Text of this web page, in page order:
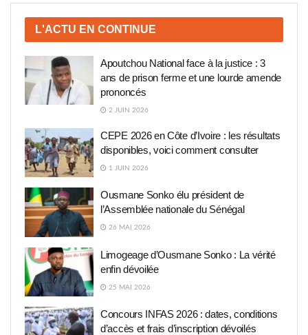
L'ACTU EN CONTINUE
Apoutchou National face à la justice : 3
ans de prison ferme et une lourde amende
prononcés
2 JUIN 2026
CEPE 2026 en Côte d’Ivoire : les résultats
disponibles, voici comment consulter
1 JUIN 2026
Ousmane Sonko élu président de
l’Assemblée nationale du Sénégal
26 MAI 2026
Limogeage d’Ousmane Sonko : La vérité
enfin dévoilée
25 MAI 2026
Concours INFAS 2026 : dates, conditions
d’accès et frais d’inscription dévoilés